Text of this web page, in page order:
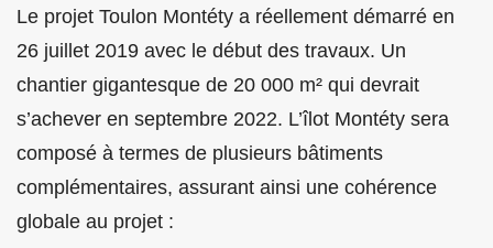
Le projet Toulon Montéty a réellement démarré en
26 juillet 2019 avec le début des travaux. Un
chantier gigantesque de 20 000 m² qui devrait
s’achever en septembre 2022. L’îlot Montéty sera
composé à termes de plusieurs bâtiments
complémentaires, assurant ainsi une cohérence
globale au projet :